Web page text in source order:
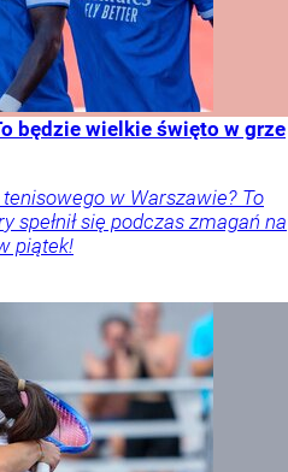
będzie wielkie święto w grze
w Warszawie? To
spełnił się podczas zmagań na
piątek!